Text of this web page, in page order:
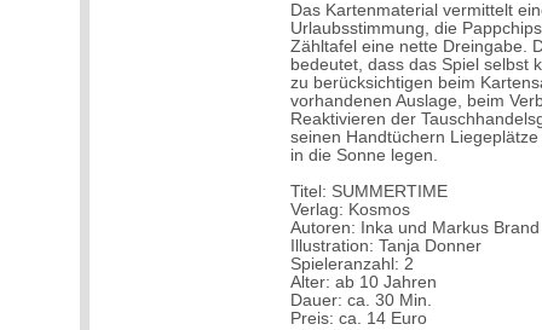
Das Kartenmaterial vermittelt
Urlaubsstimmung, die
Zähltafel eine nette Dreingabe.
bedeutet, dass das Spiel selbst
zu berücksichtigen beim
vorhandenen Auslage, beim
Reaktivieren der
seinen Handtüchern
in die Sonne legen.
Titel: SUMMERTIME
Verlag: Kosmos
Autoren: Inka und Markus Brand
Illustration: Tanja Donner
Spieleranzahl: 2
Alter: ab 10 Jahren
Dauer: ca. 30 Min.
Preis: ca. 14 Euro